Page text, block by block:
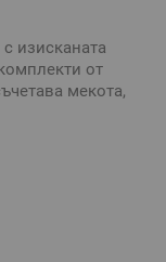
изисканата
от
мекота,
след пране.